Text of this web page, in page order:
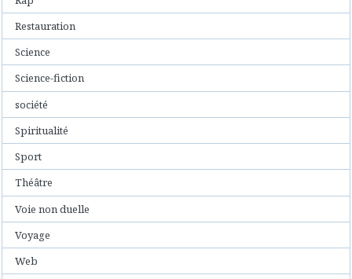
Restauration
Science
Science-fiction
société
Spiritualité
Sport
Théâtre
Voie non duelle
Voyage
Web